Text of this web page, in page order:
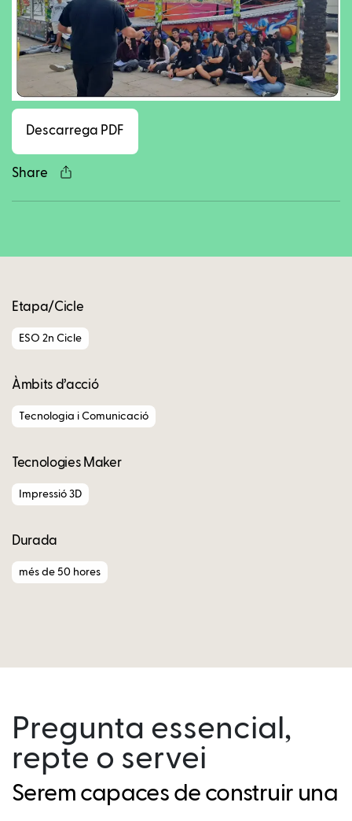
Descarrega PDF
Share
Facebook
Twitter
LinkedIn
WhatsApp
Reddit
Gmail
Etapa/Cicle
ESO 2n Cicle
Àmbits d’acció
Tecnologia i Comunicació
Tecnologies Maker
Impressió 3D
Durada
més de 50 hores
Pregunta essencial,
repte o servei
Serem capaces de construir una